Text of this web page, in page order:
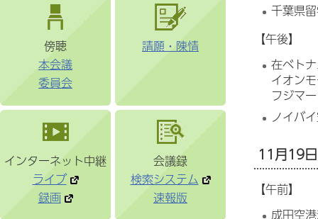
傍聴
本会議
委員会
請願・陳情
インターネット中継
ライブ
録画
会議録
検索システム
速報版
千葉県
【午後】
在ベト
イオン
フジマ
ノイバ
11月19
【午前】
成田空